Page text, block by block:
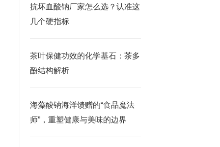
抗坏血酸钠厂家怎么选？认准这
几个硬指标
茶叶保健功效的化学基石：茶多
酚结构解析
海藻酸钠海洋馈赠的“食品魔法
师”，重塑健康与美味的边界